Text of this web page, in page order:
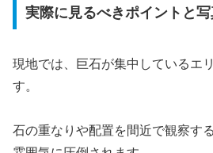
実際に見るべきポイントと
現地では、巨石が集中しているエ
す。
石の重なりや配置を間近で観察す